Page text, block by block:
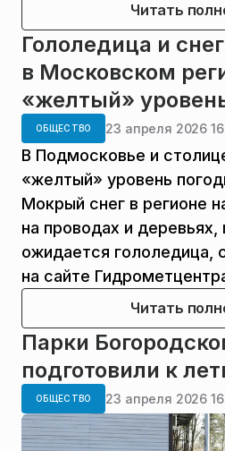
Читать
Гололедица и
в Московском
«желтый»
ОБЩЕСТВО 23 апреля 2026
В Подмосковье и
«желтый» уровень
Мокрый снег в регионе
на проводах и
ожидается гололедица,
на сайте
Читать
Парки
подготовили к
ОБЩЕСТВО 23 апреля 2026